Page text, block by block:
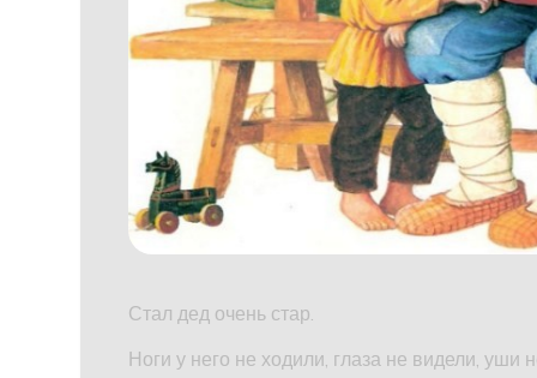
Стал дед очень стар.
Ноги у него не ходили, глаза не видели, уши